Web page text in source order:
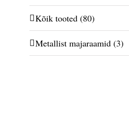
Kõik tooted (80)
Metallist majaraamid (3)